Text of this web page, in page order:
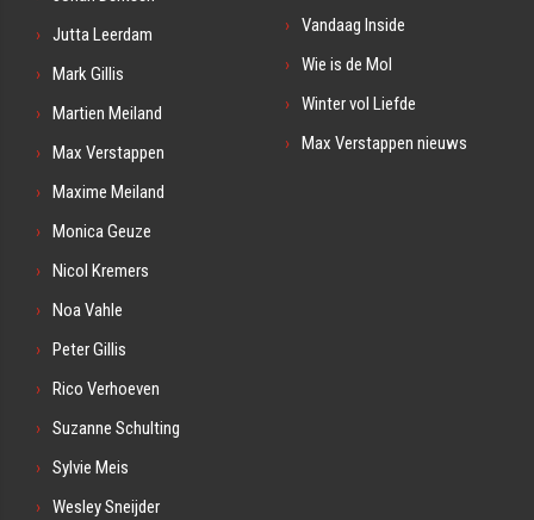
Jutta Leerdam
Mark Gillis
Martien Meiland
Max Verstappen
Maxime Meiland
Monica Geuze
Nicol Kremers
Noa Vahle
Peter Gillis
Rico Verhoeven
Suzanne Schulting
Sylvie Meis
Wesley Sneijder
Vandaag Inside
Wie is de Mol
Winter vol Liefde
Max Verstappen nieuws